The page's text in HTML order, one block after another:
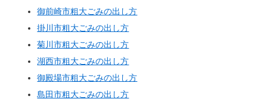
御前崎市粗大ごみの出し方
掛川市粗大ごみの出し方
菊川市粗大ごみの出し方
湖西市粗大ごみの出し方
御殿場市粗大ごみの出し方
島田市粗大ごみの出し方